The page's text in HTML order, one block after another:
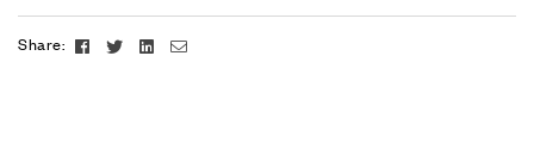
Share: FacebookTwitterLinkedin
Email